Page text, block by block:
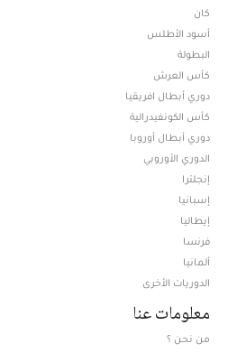
كان
أسود الأطلس
البطولة
كأس العرش
دوري أبطال افريقيا
كأس الكونفيدرالية
دوري أبطال أوروبا
الدوري الأوروبي
إنجلترا
إسبانيا
إيطاليا
فرنسا
ألمانيا
الدوريات الأخرى
معلومات عنا
من نحن ؟